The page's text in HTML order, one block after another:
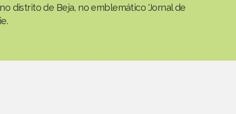
distrito de Beja, no emblemático 'Jornal de